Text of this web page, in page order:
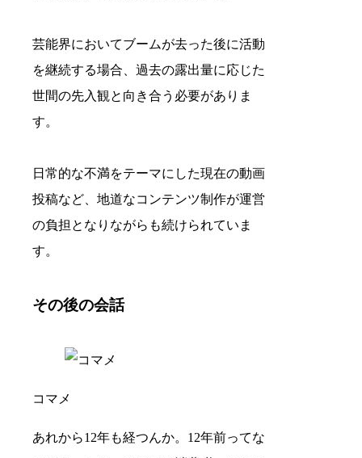
芸能界においてブームが去った後に活動
を継続する場合、過去の露出量に応じた
世間の先入観と向き合う必要がありま
す。
日常的な不満をテーマにした現在の動画
投稿など、地道なコンテンツ制作が運営
の負担となりながらも続けられていま
す。
その後の会話
コマメ
あれから12年も経つんか。12年前ってな